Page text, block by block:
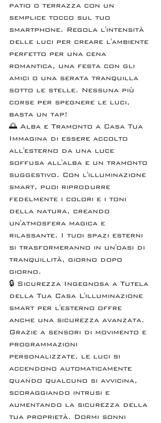
patio o terrazza con un
semplice tocco sul tuo
smartphone. Regola l'intensità
delle luci per creare l'ambiente
perfetto per una cena
romantica, una festa con gli
amici o una serata tranquilla
sotto le stelle. Nessuna più
corse per spegnere le luci,
basta un tap!
🌅 Alba e Tramonto a Casa Tua
Immagina di essere accolto
all'esterno da una luce
soffusa all'alba e un tramonto
suggestivo. Con l'illuminazione
smart, puoi riprodurre
fedelmente i colori e i toni
della natura, creando
un'atmosfera magica e
rilassante. I tuoi spazi esterni
si trasformeranno in un'oasi di
tranquillità, giorno dopo
giorno.
🔒 Sicurezza Ingegnosa a Tutela
della Tua Casa L'illuminazione
smart per l'esterno offre
anche una sicurezza avanzata.
Grazie a sensori di movimento e
programmazioni
personalizzate, le luci si
accendono automaticamente
quando qualcuno si avvicina,
scoraggiando intrusi e
aumentando la sicurezza della
tua proprietà. Dormi sonni